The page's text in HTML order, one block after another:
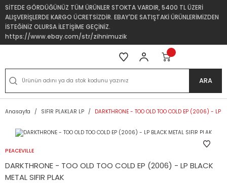
SİTEDE GÖRDÜĞÜNÜZ TÜM ÜRÜNLER STOKTA VARDIR, 5400 TL ÜZERİ
ALIŞVERİŞLERDE KARGO ÜCRETSİZDİR. EBAY'DE SATIŞTAKİ ÜRÜNLERİMİZDEN
İSTEĞİNİZ OLURSA İLETİŞİME GEÇİNİZ.
https://www.ebay.com/str/zihnimuzik
ARA
Anasayfa SIFIR PLAKLAR LP DARKTHRONE - TOO OLD TOO COLD EP (2006) - LP
PEACEVILLE
DARKTHRONE - TOO OLD TOO COLD EP (2006) - LP BLACK
METAL SIFIR PLAK